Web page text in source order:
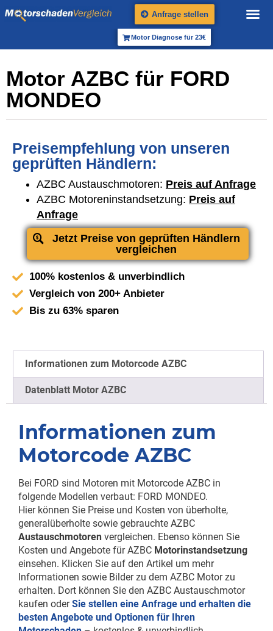
Anfrage stellen
Motor Diagnose für 23€
Motor AZBC für FORD
MONDEO
Preisempfehlung von unseren
geprüften Händlern:
AZBC Austauschmotoren: Preis auf Anfrage
AZBC Motoreninstandsetzung: Preis auf
Anfrage
Jetzt Preise von geprüften Händlern
vergleichen
100% kostenlos & unverbindlich
Vergleich von 200+ Anbieter
Bis zu 63% sparen
Informationen zum Motorcode AZBC
Datenblatt Motor AZBC
Informationen zum
Motorcode AZBC
Bei FORD sind Motoren mit Motorcode AZBC in
folgende Modellen verbaut: FORD MONDEO.
Hier können Sie Preise und Kosten von überholte,
generalüberholte sowie gebrauchte AZBC
Austauschmotoren vergleichen. Ebenso können Sie
Kosten und Angebote für AZBC Motorinstandsetzung
einsehen. Klicken Sie auf den Artikel um mehr
Informationen sowie Bilder zu dem AZBC Motor zu
erhalten. Dort können Sie den AZBC Austauschmotor
kaufen oderSie stellen eine Anfrage und erhalten die
besten Angebote und Optionen für Ihren